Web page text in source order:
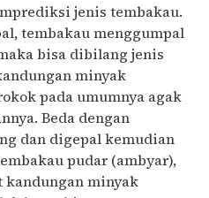
jenis tembakau.
tembakau menggumpal
bisa dibilang jenis
minyak
pada umumnya agak
Beda dengan
dan digepal kemudian
pudar (ambyar),
kandungan minyak